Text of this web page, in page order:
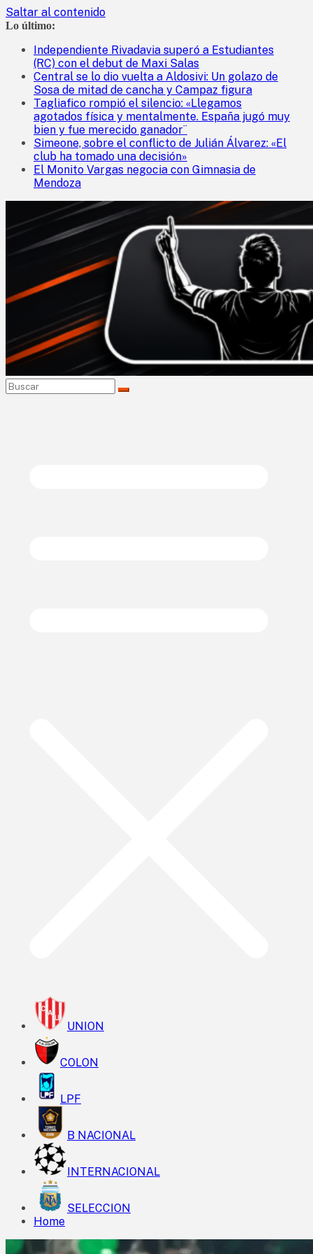
Saltar al contenido
Lo último:
Independiente Rivadavia superó a Estudiantes
(RC) con el debut de Maxi Salas
Central se lo dio vuelta a Aldosivi: Un golazo de
Sosa de mitad de cancha y Campaz figura
Tagliafico rompió el silencio: «Llegamos
agotados física y mentalmente. España jugó muy
bien y fue merecido ganador¨
Simeone, sobre el conflicto de Julián Álvarez: «El
club ha tomado una decisión»
El Monito Vargas negocia con Gimnasia de
Mendoza
UNION
COLON
LPF
B NACIONAL
INTERNACIONAL
SELECCION
Home